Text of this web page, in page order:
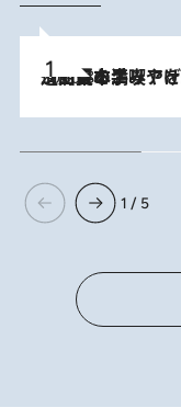
2026.8.5
【西日本エリアを総まとめ】 47都道府県の手みやげ ひんやりスイーツで夏を満喫
1 / 5